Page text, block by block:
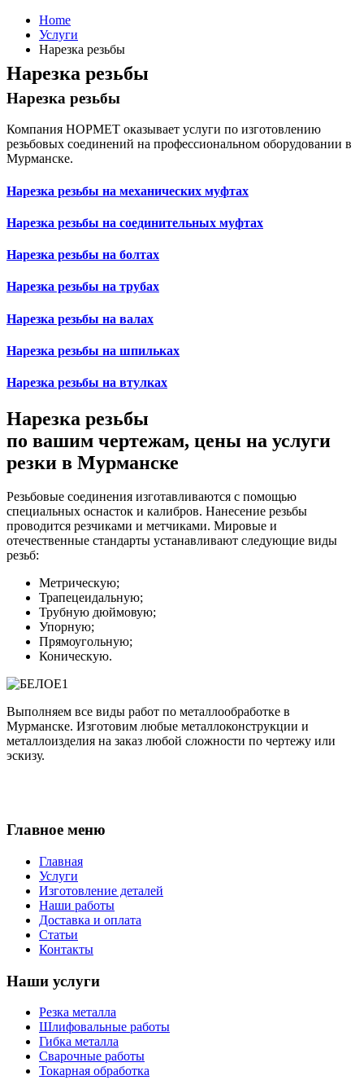
Home
Услуги
Нарезка резьбы
Нарезка резьбы
Нарезка резьбы
Компания НОРМЕТ оказывает услуги по изготовлению
резьбовых соединений на профессиональном оборудовании в
Мурманске.
Нарезка резьбы на механических муфтах
Нарезка резьбы на соединительных муфтах
Нарезка резьбы на болтах
Нарезка резьбы на трубах
Нарезка резьбы на валах
Нарезка резьбы на шпильках
Нарезка резьбы на втулках
Нарезка резьбы
по вашим чертежам, цены на услуги
резки в Мурманске
Резьбовые соединения изготавливаются с помощью
специальных оснасток и калибров. Нанесение резьбы
проводится резчиками и метчиками. Мировые и
отечественные стандарты устанавливают следующие виды
резьб:
Метрическую;
Трапецеидальную;
Трубную дюймовую;
Упорную;
Прямоугольную;
Коническую.
Выполняем все виды работ по металлообработке в
Мурманске. Изготовим любые металлоконструкции и
металлоизделия на заказ любой сложности по чертежу или
эскизу.
Главное меню
Главная
Услуги
Изготовление деталей
Наши работы
Доставка и оплата
Статьи
Контакты
Наши услуги
Резка металла
Шлифовальные работы
Гибка металла
Сварочные работы
Токарная обработка